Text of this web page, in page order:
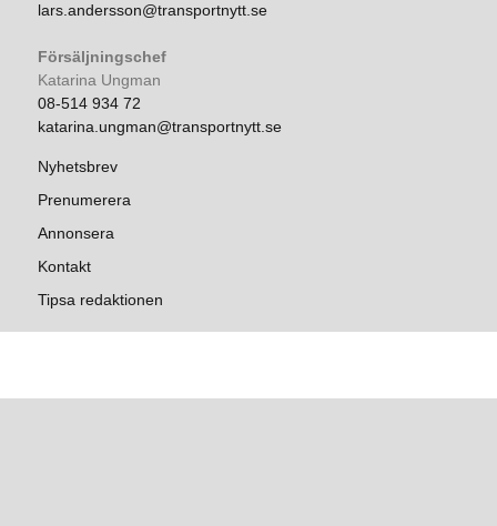
lars.andersson@transportnytt.se
Försäljningschef
Katarina Ungman
08-514 934 72
katarina.ungman@transportnytt.se
Nyhetsbrev
Prenumerera
Annonsera
Kontakt
Tipsa redaktionen